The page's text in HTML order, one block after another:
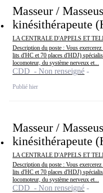
Masseur /
kinésithérapeute
LA CENTRALE D'APPELS ET
Description du poste : Vous
lits d'HC et 70 places d'HDJ)
locomoteur, du système nerveux et...
CDD - Non renseigné
Publié hier
Masseur /
kinésithérapeute
LA CENTRALE D'APPELS ET
Description du poste : Vous
lits d'HC et 70 places d'HDJ)
locomoteur, du système nerveux et...
CDD - Non renseigné